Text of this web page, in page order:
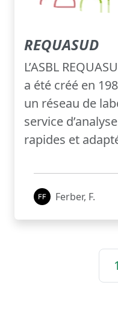
REQUASUD
L’ASBL
a été créé en
un réseau de
service
rapides et
Ferber, F.
1